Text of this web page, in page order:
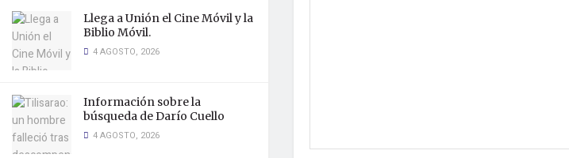
Llega a Unión el Cine Móvil y la
Biblio Móvil.
4 AGOSTO, 2026
Información sobre la
búsqueda de Darío Cuello
4 AGOSTO, 2026